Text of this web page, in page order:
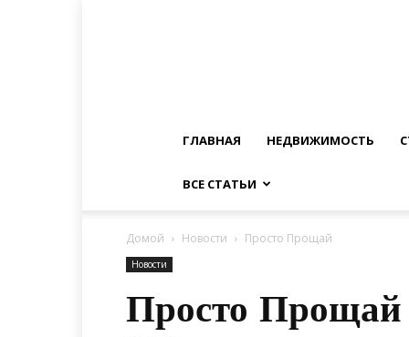
ГЛАВНАЯ НЕДВИЖИМОСТЬ
ВСЕ СТАТЬИ
Домой Новости Просто Прощай
Новости
Просто Прощай